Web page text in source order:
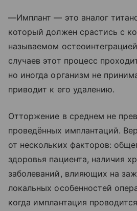
—Имплант — это аналог
который должен срастись с
называемом
случаев этот процесс
но иногда организм не
приводит к его удалению.
Отторжение в среднем не
проведённых имплантаций.
от нескольких факторов:
здоровья пациента, наличия
заболеваний, влияющих на
локальных особенностей
когда имплантация